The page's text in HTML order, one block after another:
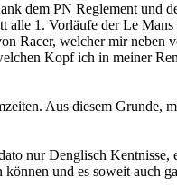
dem PN Reglement und
alle 1. Vorläufe der Le
Racer, welcher mir neben
Kopf ich in meiner
Aus diesem Grunde,
nur Denglisch
und es soweit auch